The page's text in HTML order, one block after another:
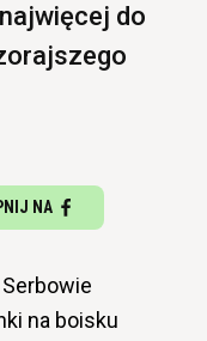
do
NA
na boisku